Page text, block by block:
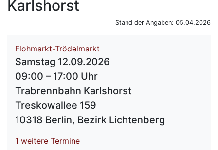
Karlshorst
Stand der Angaben: 05.04.2026
Flohmarkt-Trödelmarkt
Samstag 12.09.2026
09:00 – 17:00 Uhr
Trabrennbahn Karlshorst
Treskowallee 159
10318 Berlin, Bezirk Lichtenberg
1 weitere Termine